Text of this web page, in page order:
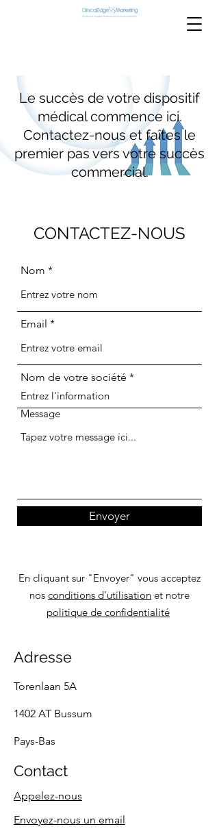
Le succès de votre dispositif
médical commence ici.
Contactez-nous et faîtes le
premier pas vers votre succès
commercial.
CONTACTEZ-NOUS
Nom
Email
Nom de votre société
Message
Envoyer
En cliquant sur "Envoyer" vous acceptez
nos conditions d'utilisation et notre
politique de confidentialité
Adresse
Torenlaan 5A
1402 AT Bussum
Pays-Bas
Contact
Appelez-nous
Envoyez-nous un email